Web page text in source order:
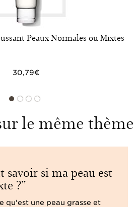
Peaux Normales ou Mixtes
30,79€
le même thème
savoir si ma peau est
?
qu'est une peau grasse et